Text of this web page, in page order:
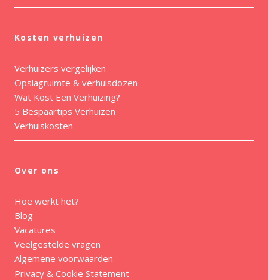
Kosten verhuizen
Verhuizers vergelijken
Opslagruimte & verhuisdozen
Wat Kost Een Verhuizing?
5 Bespaartips Verhuizen
Verhuiskosten
Over ons
Hoe werkt het?
Blog
Vacatures
Veelgestelde vragen
Algemene voorwaarden
Privacy & Cookie Statement